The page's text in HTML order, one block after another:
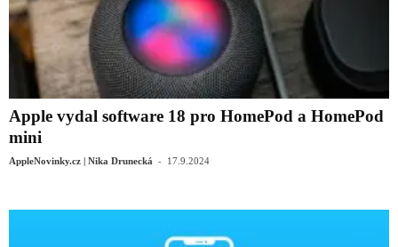
Apple vydal software 18 pro HomePod a HomePod
mini
AppleNovinky.cz | Nika Drunecká - 17.9.2024